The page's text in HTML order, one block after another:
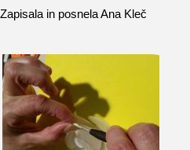
Zapisala in posnela Ana Kleč